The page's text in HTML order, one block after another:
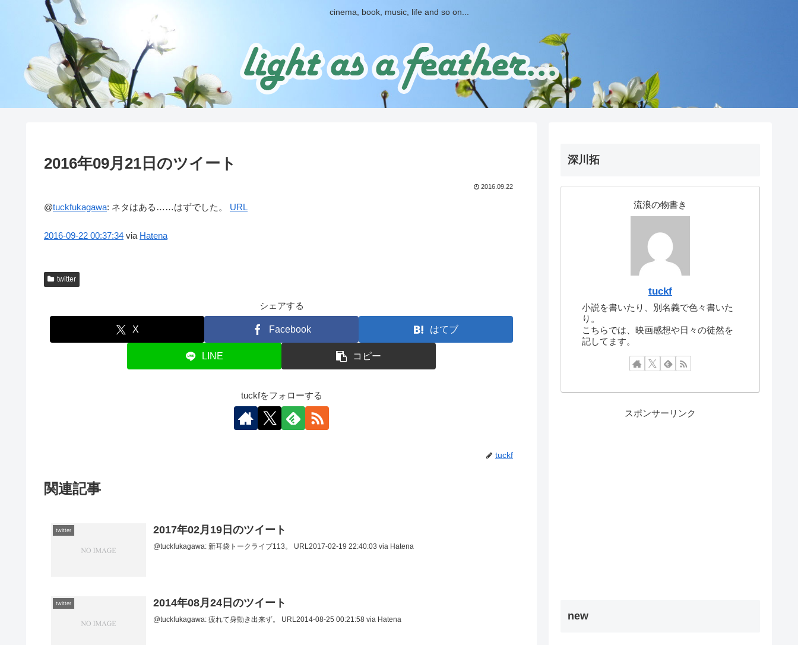
cinema, book, music, life and so on...
2016年09月21日のツイート
2016.09.22
@tuckfukagawa: ネタはある……はずでした。 URL
2016-09-22 00:37:34 via Hatena
twitter
シェアする
X Facebook はてブ
LINE コピー
tuckfをフォローする
tuckf
関連記事
twitter 2017年02月19日のツイート
@tuckfukagawa: 新耳袋トークライブ113。 URL2017-02-19 22:40:03 via Hatena
twitter 2014年08月24日のツイート
@tuckfukagawa: 疲れて身動き出来ず。 URL2014-08-25 00:21:58 via Hatena
深川拓
流浪の物書き
tuckf
小説を書いたり、別名義で色々書いた
り。
こちらでは、映画感想や日々の徒然を
記してます。
スポンサーリンク
new